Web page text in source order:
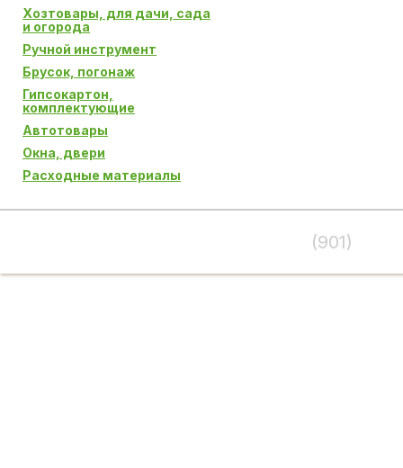
Хозтовары, для дачи, сада
и огорода
Ручной инструмент
Брусок, погонаж
Гипсокартон,
комплектующие
Автотовары
Окна, двери
Расходные материалы
(901)